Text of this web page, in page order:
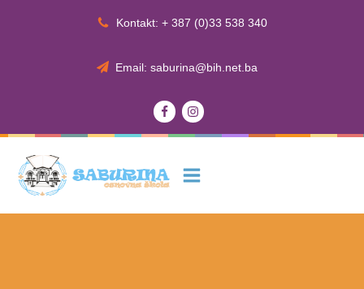
Kontakt: + 387 (0)33 538 340
Email: saburina@bih.net.ba